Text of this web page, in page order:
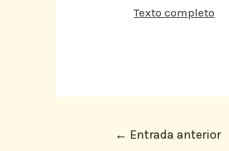
Texto completo
← Entrada anterior